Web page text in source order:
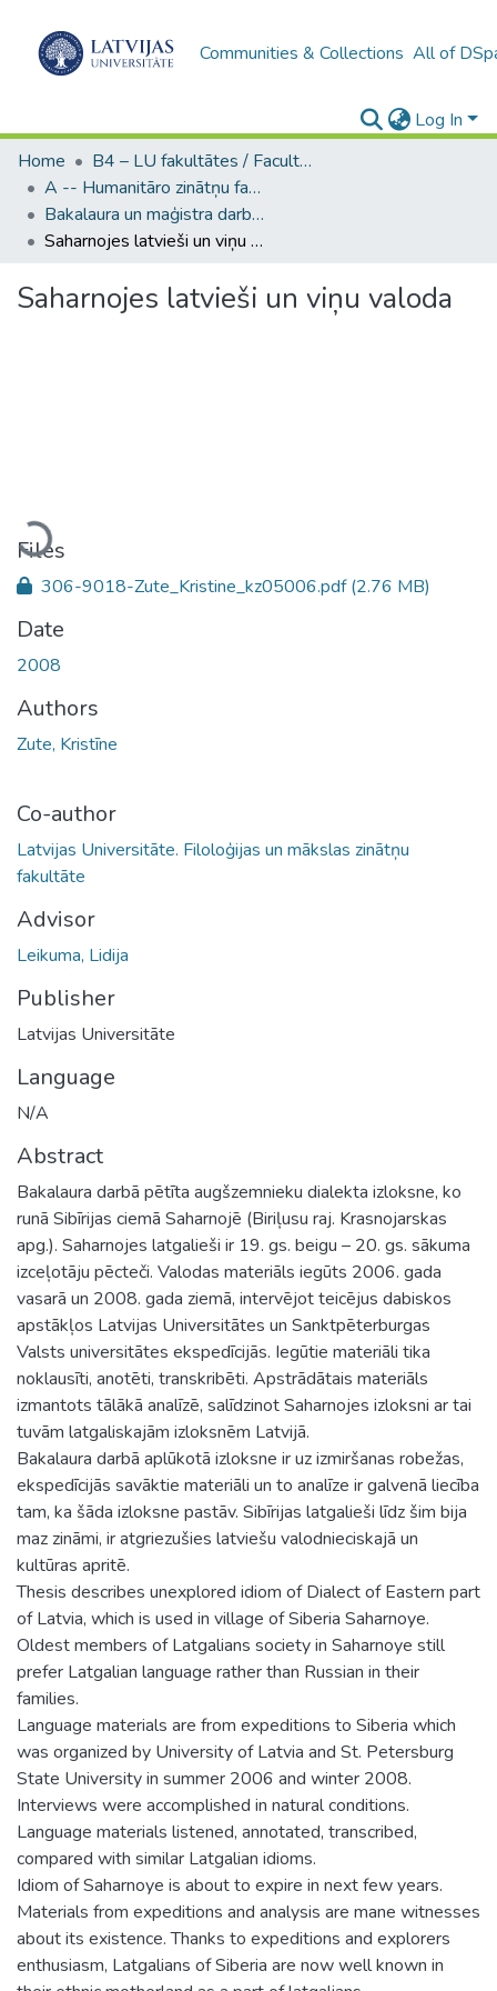
Communities & Collections All of
Log In
Home
B4 – LU fakultātes / Faculties of the UL
A -- Humanitāro zinātņu fakultāte / Faculty of Humanities
Bakalaura un maģistra darbi (HZF) / Bachelor's and Master's theses
Saharnojes latvieši un viņu valoda
Saharnojes latvieši un viņu valoda
Loading...
Files
306-9018-Zute_Kristine_kz05006.pdf(2.76 MB)
Date
2008
Authors
Zute, Kristīne
Co-author
Latvijas Universitāte. Filoloģijas un mākslas zinātņu
fakultāte
Advisor
Leikuma, Lidija
Publisher
Latvijas Universitāte
Language
N/A
Abstract
Bakalaura darbā pētīta augšzemnieku dialekta izloksne, ko
runā Sibīrijas ciemā Saharnojē (Biriļusu raj. Krasnojarskas
apg.). Saharnojes latgalieši ir 19. gs. beigu – 20. gs. sākuma
izceļotāju pēcteči. Valodas materiāls iegūts 2006. gada
vasarā un 2008. gada ziemā, intervējot teicējus dabiskos
apstākļos Latvijas Universitātes un Sanktpēterburgas
Valsts universitātes ekspedīcijās. Iegūtie materiāli tika
noklausīti, anotēti, transkribēti. Apstrādātais materiāls
izmantots tālākā analīzē, salīdzinot Saharnojes izloksni ar tai
tuvām latgaliskajām izloksnēm Latvijā.
Bakalaura darbā aplūkotā izloksne ir uz izmiršanas robežas,
ekspedīcijās savāktie materiāli un to analīze ir galvenā liecība
tam, ka šāda izloksne pastāv. Sibīrijas latgalieši līdz šim bija
maz zināmi, ir atgriezušies latviešu valodnieciskajā un
kultūras apritē.
Thesis describes unexplored idiom of Dialect of Eastern part
of Latvia, which is used in village of Siberia Saharnoye.
Oldest members of Latgalians society in Saharnoye still
prefer Latgalian language rather than Russian in their
families.
Language materials are from expeditions to Siberia which
was organized by University of Latvia and St. Petersburg
State University in summer 2006 and winter 2008.
Interviews were accomplished in natural conditions.
Language materials listened, annotated, transcribed,
compared with similar Latgalian idioms.
Idiom of Saharnoye is about to expire in next few years.
Materials from expeditions and analysis are mane witnesses
about its existence. Thanks to expeditions and explorers
enthusiasm, Latgalians of Siberia are now well known in